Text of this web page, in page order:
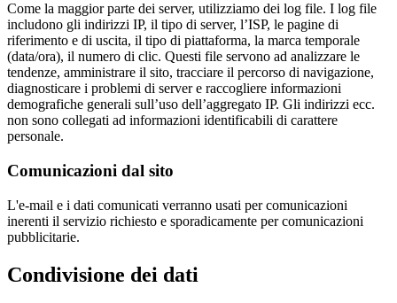
Come la maggior parte dei server, utilizziamo dei log file. I log file
includono gli indirizzi IP, il tipo di server, l’ISP, le pagine di
riferimento e di uscita, il tipo di piattaforma, la marca temporale
(data/ora), il numero di clic. Questi file servono ad analizzare le
tendenze, amministrare il sito, tracciare il percorso di navigazione,
diagnosticare i problemi di server e raccogliere informazioni
demografiche generali sull’uso dell’aggregato IP. Gli indirizzi ecc.
non sono collegati ad informazioni identificabili di carattere
personale.
Comunicazioni dal sito
L'e-mail e i dati comunicati verranno usati per comunicazioni
inerenti il servizio richiesto e sporadicamente per comunicazioni
pubblicitarie.
Condivisione dei dati